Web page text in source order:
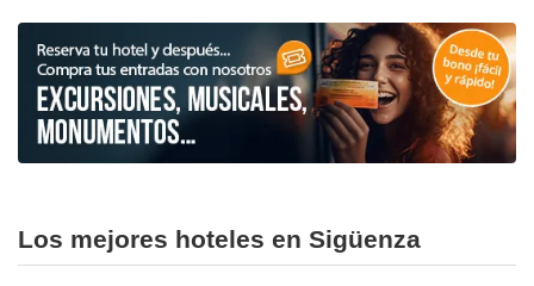
Los mejores hoteles en Sigüenza